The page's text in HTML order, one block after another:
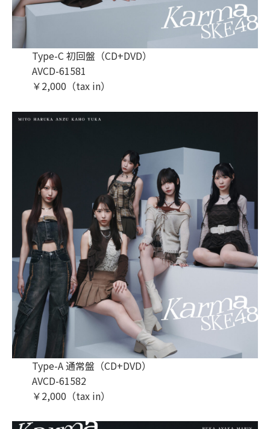
Type-C 初回盤（CD+DVD）
AVCD-61581
￥2,000（tax in）
Type-A 通常盤（CD+DVD）
AVCD-61582
￥2,000（tax in）